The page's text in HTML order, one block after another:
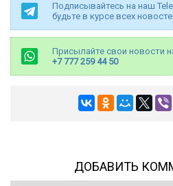
Подписывайтесь на наш
будьте в курсе всех
Присылайте свои новости
+7 777 259 44 50
ДОБАВИТЬ